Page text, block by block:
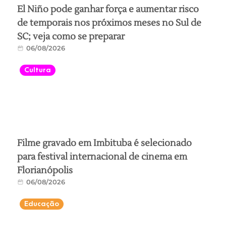
El Niño pode ganhar força e aumentar risco
de temporais nos próximos meses no Sul de
SC; veja como se preparar
06/08/2026
Cultura
Filme gravado em Imbituba é selecionado
para festival internacional de cinema em
Florianópolis
06/08/2026
Educação